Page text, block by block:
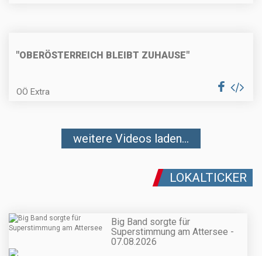
"OBERÖSTERREICH BLEIBT ZUHAUSE"
OÖ Extra
weitere Videos laden...
LOKALTICKER
Big Band sorgte für
Superstimmung am Attersee -
07.08.2026